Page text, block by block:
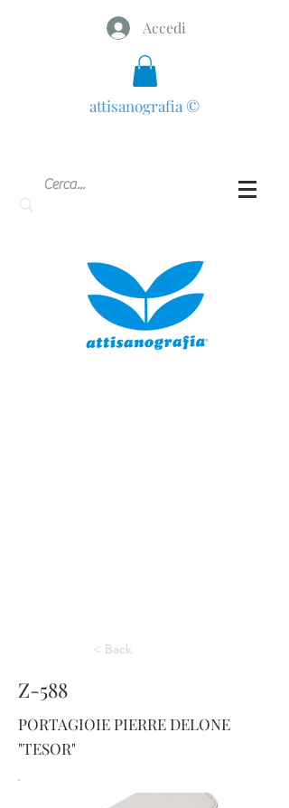
Accedi
attisanografia ©
< Back
Z-588
PORTAGIOIE PIERRE DELONE
"TESOR"